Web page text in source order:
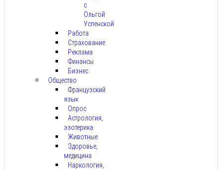
с
Ольгой
Успенской
Работа
Страхование
Реклама
Финансы
Бизнес
Общество
Французский
язык
Опрос
Астрология,
эзотерика
Животные
Здоровье,
медицина
Наркология,